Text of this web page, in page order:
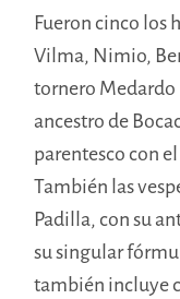
Fueron cinco los
Vilma, Nimio,
tornero Medardo
ancestro de
parentesco con
También las
Padilla, con su
su singular
también incluye